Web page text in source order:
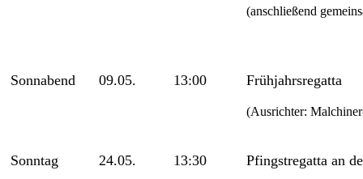
(anschließend
Sonnabend 09.05. 13:00 Frühjahrsregatta
(Ausrichter:
Sonntag 24.05. 13:30 Pfingstregatta an